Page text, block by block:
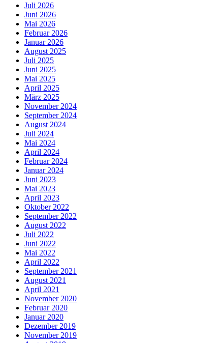
Juli 2026
Juni 2026
Mai 2026
Februar 2026
Januar 2026
August 2025
Juli 2025
Juni 2025
Mai 2025
April 2025
März 2025
November 2024
September 2024
August 2024
Juli 2024
Mai 2024
April 2024
Februar 2024
Januar 2024
Juni 2023
Mai 2023
April 2023
Oktober 2022
September 2022
August 2022
Juli 2022
Juni 2022
Mai 2022
April 2022
September 2021
August 2021
April 2021
November 2020
Februar 2020
Januar 2020
Dezember 2019
November 2019